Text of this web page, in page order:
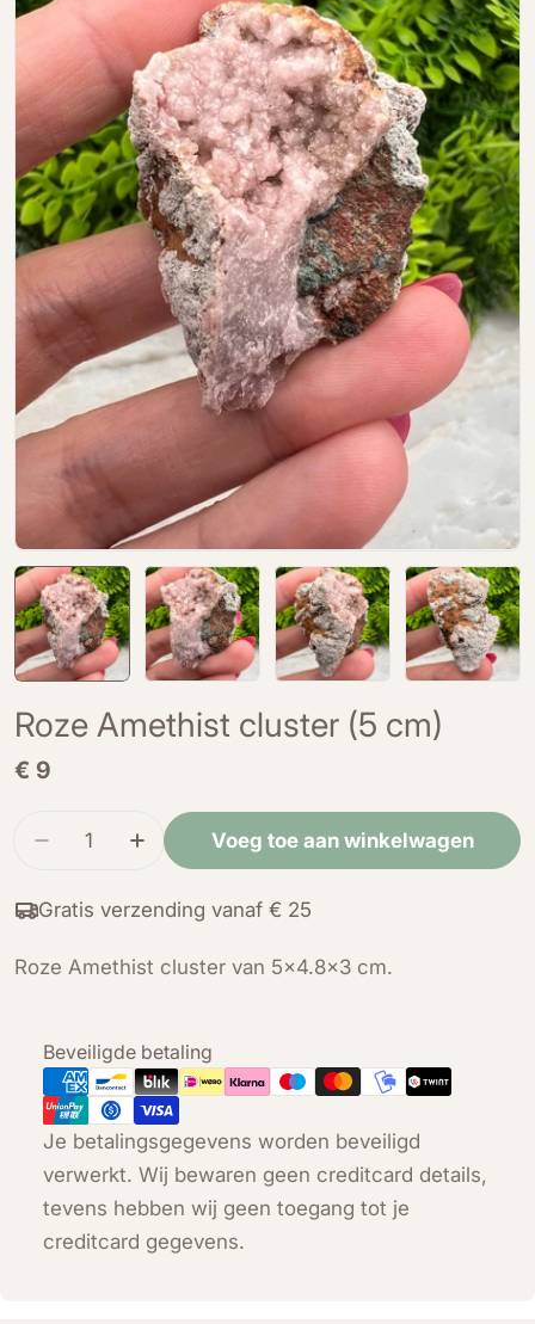
Open media 0 in modal
Roze Amethist cluster (5 cm)
Normale
€ 9
Hoeveelheid
Verminder de hoeveelheid voor Roze Amethist
Verhoog de hoeveelheid voor Roze
Voeg toe aan winkelwagen
Gratis verzending vanaf € 25
Roze Amethist cluster van 5x4.8x3 cm.
Beveiligde betaling
Betaalmethoden
Je betalingsgegevens worden beveiligd
verwerkt. Wij bewaren geen creditcard details,
tevens hebben wij geen toegang tot je
creditcard gegevens.